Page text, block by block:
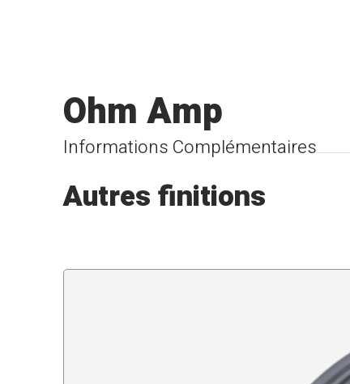
Informations Complémentaires
Ohm Amp
Autres finitions